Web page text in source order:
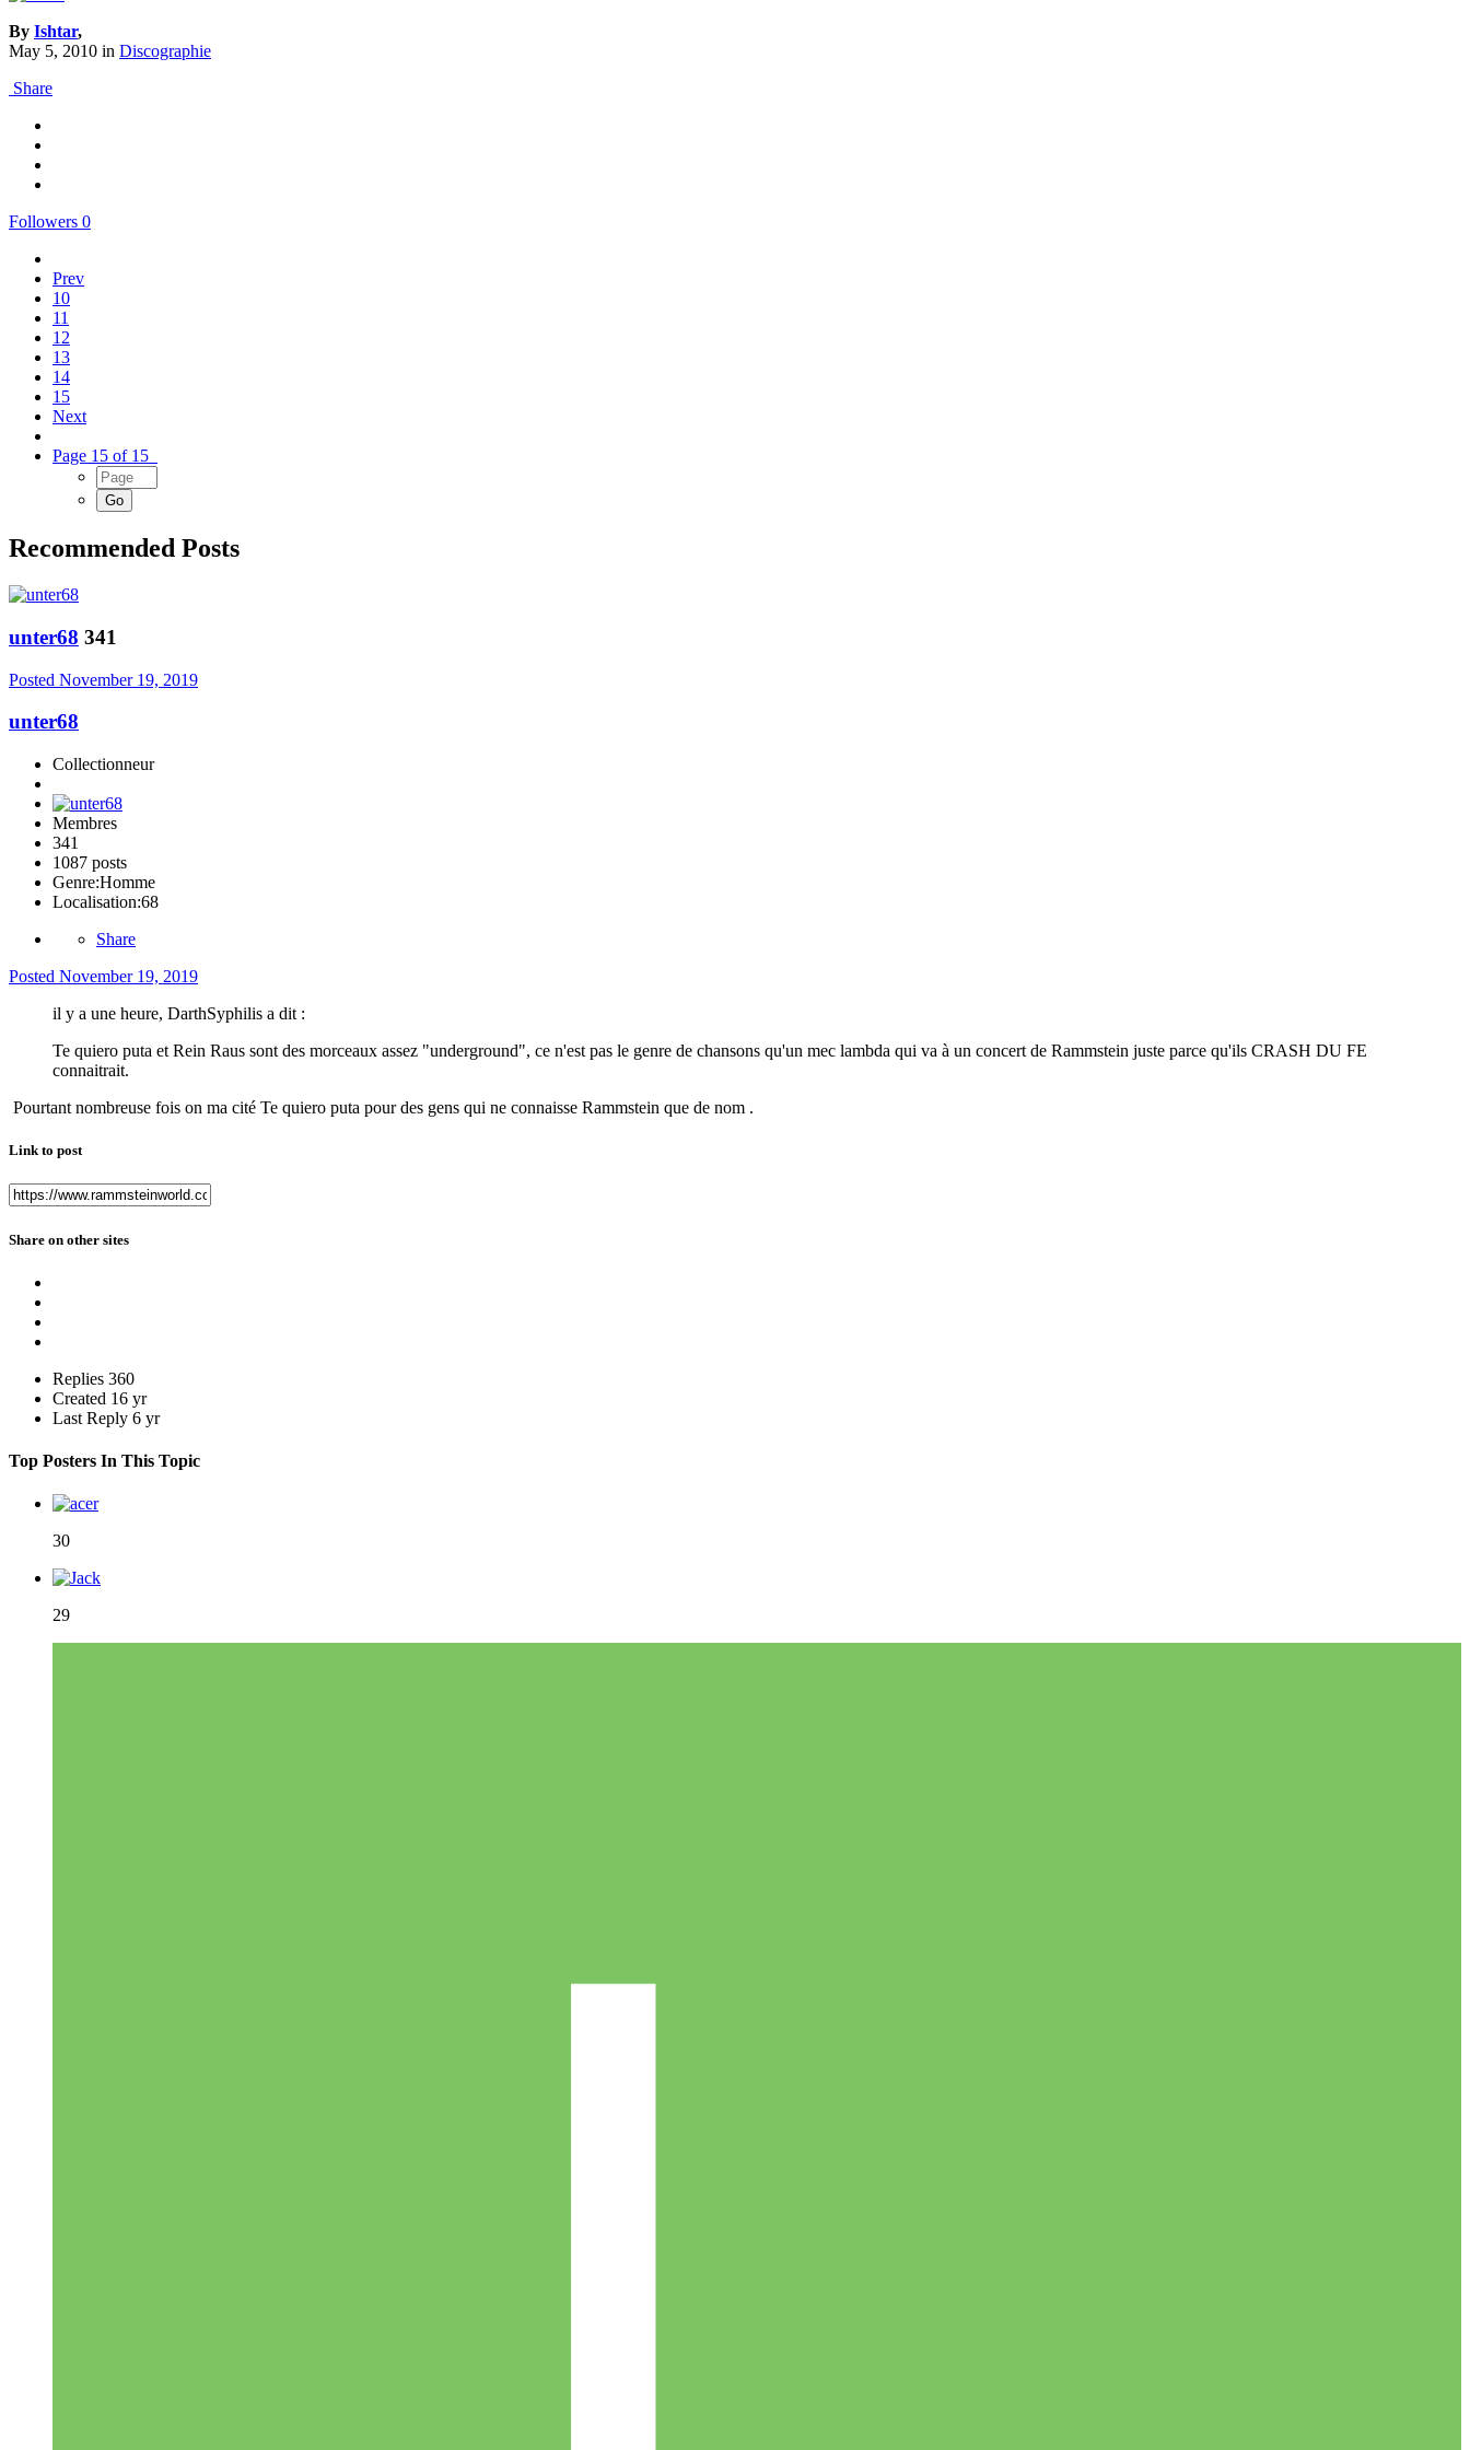
By Ishtar,
May 5, 2010 in Discographie
Share
Followers 0
Prev
10
11
12
13
14
15
Next
Page 15 of 15
Recommended Posts
unter68 341
Posted November 19, 2019
unter68
Collectionneur
Membres
341
1087 posts
Genre:Homme
Localisation:68
Share
Posted November 19, 2019
il y a une heure, DarthSyphilis a dit :
Te quiero puta et Rein Raus sont des morceaux assez "underground", ce n'est pas le genre de chansons qu'un mec lambda qui va à un concert de Rammstein juste parce qu'ils CRASH DU FE
connaitrait.
Pourtant nombreuse fois on ma cité Te quiero puta pour des gens qui ne connaisse Rammstein que de nom .
Link to post
Share on other sites
Replies 360
Created 16 yr
Last Reply 6 yr
Top Posters In This Topic
30
29